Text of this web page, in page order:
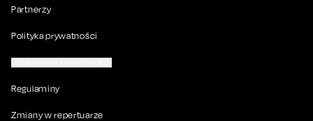
Partnerzy
Polityka prywatności
Regulaminy
Zmiany w repertuarze